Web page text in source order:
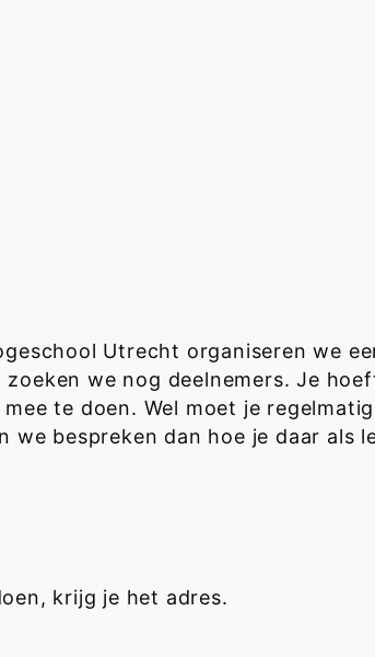
Utrecht organiseren we
we nog deelnemers. Je
te doen. Wel moet je
bespreken dan hoe je daar als
krijg je het adres.